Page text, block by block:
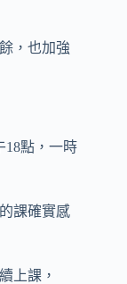
，也加強
18點，一時
課確實感
上課，